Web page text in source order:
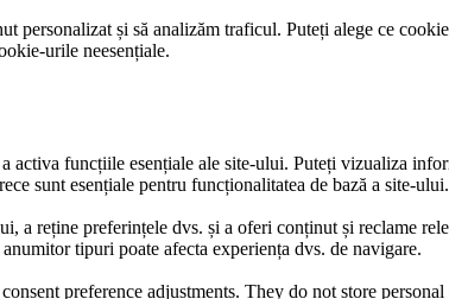
personalizat și să analizăm traficul. Puteți alege ce
urile neesențiale.
funcțiile esențiale ale site-ului. Puteți vizualiza
sunt esențiale pentru funcționalitatea de bază a site-ului.
a reține preferințele dvs. și a oferi conținut și reclame
tipuri poate afecta experiența dvs. de navigare.
preference adjustments. They do not store personal